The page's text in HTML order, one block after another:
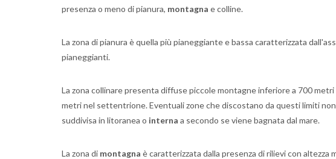
presenza o meno di pianura, montagna e colline.
La zona di pianura è quella più pianeggiante e bassa caratterizzata
pianeggianti.
La zona collinare presenta diffuse piccole montagne inferiore a 700
metri nel settentrione. Eventuali zone che discostano da questi limiti
suddivisa in litoranea o interna a secondo se viene bagnata dal mare.
La zona di montagna è caratterizzata dalla presenza di rilievi con